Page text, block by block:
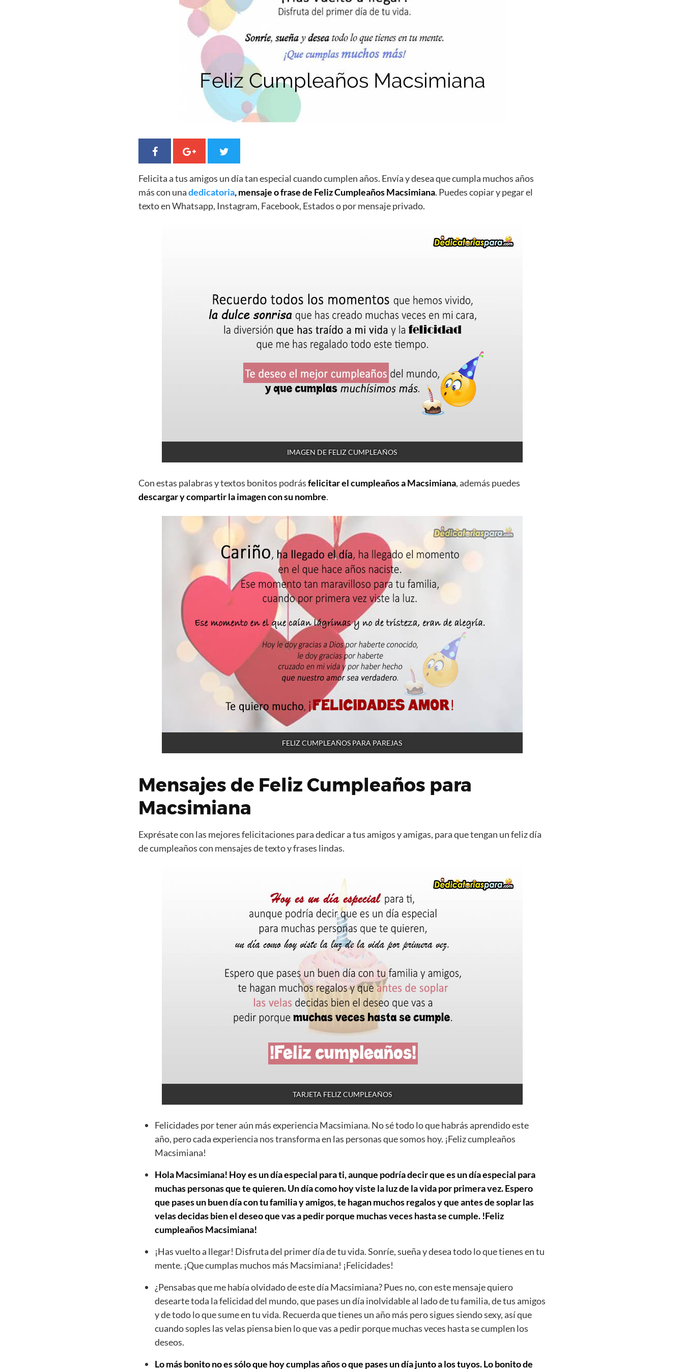
Felicita a tus amigos un día tan especial cuando cumplen años. Envía y desea que cumpla muchos años
más con unadedicatoria, mensaje o frase de Feliz Cumpleaños Macsimiana. Puedes copiar y pegar el
texto en Whatsapp, Instagram, Facebook, Estados o por mensaje privado.
IMAGEN DE FELIZ CUMPLEAÑOS
Con estas palabras y textos bonitos podrásfelicitar el cumpleaños a Macsimiana, además puedes
descargar y compartir la imagen con su nombre.
FELIZ CUMPLEAÑOS PARA PAREJAS
Mensajes de Feliz Cumpleaños para
Macsimiana
Exprésate con las mejores felicitaciones para dedicar a tus amigos y amigas, para que tengan un feliz día
de cumpleaños con mensajes de texto y frases lindas.
TARJETA FELIZ CUMPLEAÑOS
Felicidades por tener aún más experiencia Macsimiana. No sé todo lo que habrás aprendido este
año, pero cada experiencia nos transforma en las personas que somos hoy. ¡Feliz cumpleaños
Macsimiana!
Hola Macsimiana! Hoy es un día especial para ti, aunque podría decir que es un día especial para
muchas personas que te quieren. Un día como hoy viste la luz de la vida por primera vez. Espero
que pases un buen día con tu familia y amigos, te hagan muchos regalos y que antes de soplar las
velas decidas bien el deseo que vas a pedir porque muchas veces hasta se cumple. !Feliz
cumpleaños Macsimiana!
¡Has vuelto a llegar! Disfruta del primer día de tu vida. Sonríe, sueña y desea todo lo que tienes en tu
mente. ¡Que cumplas muchos más Macsimiana! ¡Felicidades!
¿Pensabas que me había olvidado de este día Macsimiana? Pues no, con este mensaje quiero
desearte toda la felicidad del mundo, que pases un día inolvidable al lado de tu familia, de tus amigos
y de todo lo que sume en tu vida. Recuerda que tienes un año más pero sigues siendo sexy, así que
cuando soples las velas piensa bien lo que vas a pedir porque muchas veces hasta se cumplen los
deseos.
Lo más bonito no es sólo que hoy cumplas años o que pases un día junto a los tuyos. Lo bonito de